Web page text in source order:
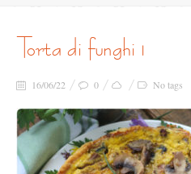
torta di funghi 1
16/06/22 0 No tags